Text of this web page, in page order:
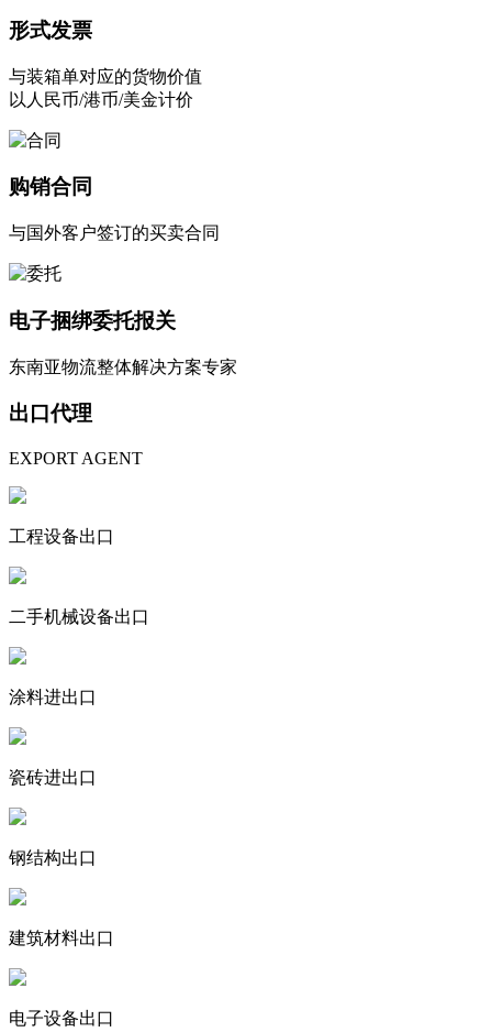
形式发票
与装箱单对应的货物价值
以人民币/港币/美金计价
购销合同
与国外客户签订的买卖合同
电子捆绑委托报关
东南亚物流整体解决方案专家
出口代理
EXPORT AGENT
工程设备出口
二手机械设备出口
涂料进出口
瓷砖进出口
钢结构出口
建筑材料出口
电子设备出口